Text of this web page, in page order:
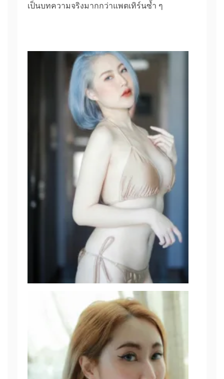
เป็นบทความจริงมากกว่าแพตเทิร์นซ้ำ ๆ